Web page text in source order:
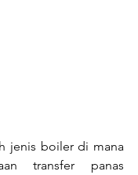
jenis boiler di mana
transfer panas